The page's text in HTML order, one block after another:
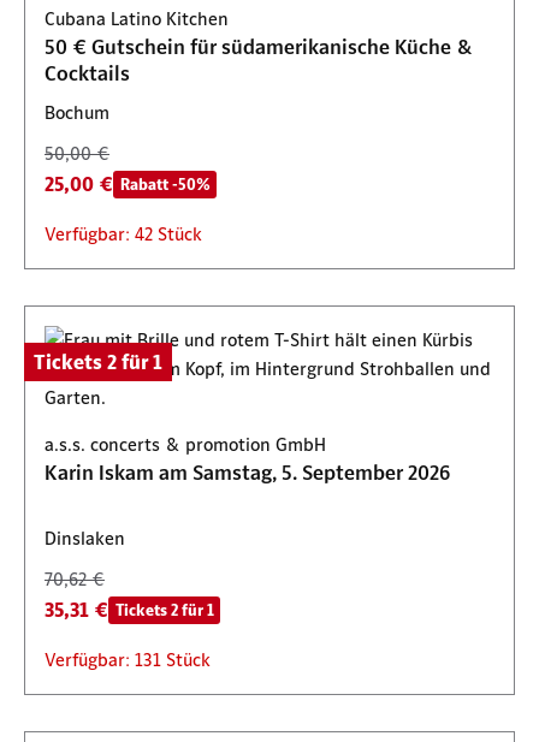
Verfügbar: 11 Stück
25,00 € Rabatt -50%
Verfügbar: 42 Stück
Verfügbar: 100 Stück
Verfügbar: 220 Stück
Cubana Latino Kitchen
50 € Gutschein für südamerikanische Küche &
Cocktails
Bochum
50,00 €
25,00 € Rabatt -50%
Verfügbar: 42 Stück
Tickets 2 für 1
a.s.s. concerts & promotion GmbH
Karin Iskam am Samstag, 5. September 2026
Dinslaken
70,62 €
35,31 € Tickets 2 für 1
Verfügbar: 131 Stück